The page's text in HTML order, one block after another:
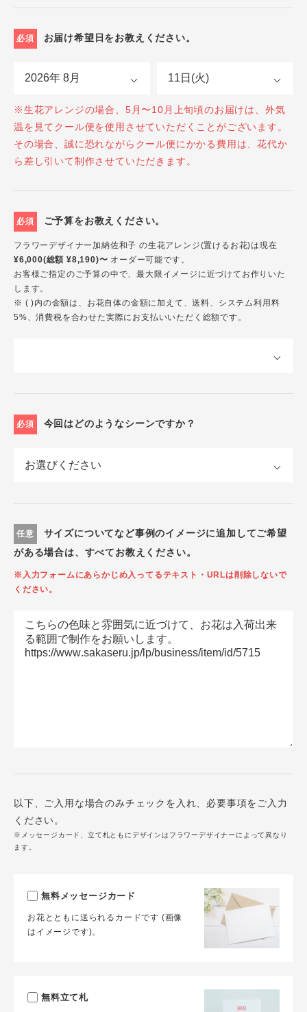
必須 お届け希望日をお教えください。
※生花アレンジの場合、5月〜10月上旬頃のお届けは、外気
温を見てクール便を使用させていただくことがございます。
その場合、誠に恐れながらクール便にかかる費用は、花代か
ら差し引いて制作させていただきます。
必須 ご予算をお教えください。
フラワーデザイナー加納佐和子 の生花アレンジ(置けるお花)は現在
¥6,000(総額 ¥8,190)〜 オーダー可能です。
お客様ご指定のご予算の中で、最大限イメージに近づけてお作りいた
します。
※ ( )内の金額は、お花自体の金額に加えて、送料、システム利用料
5%、消費税を合わせた実際にお支払いいただく総額です。
必須 今回はどのようなシーンですか？
任意
サイズについてなど事例のイメージに追加してご希望
がある場合は、すべてお教えください。
※入力フォームにあらかじめ入ってるテキスト・URLは削除しないで
ください。
以下、ご入用な場合のみチェックを入れ、必要事項をご入力
ください。
※メッセージカード、立て札ともにデザインはフラワーデザイナーによって異なり
ます。
無料メッセージカード
お花とともに送られるカードです (画像
はイメージです)。
無料立て札